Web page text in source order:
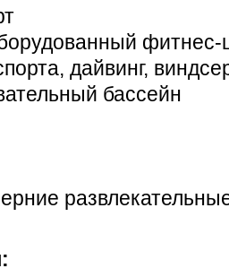
фитнес-
дайвинг,
бассейн